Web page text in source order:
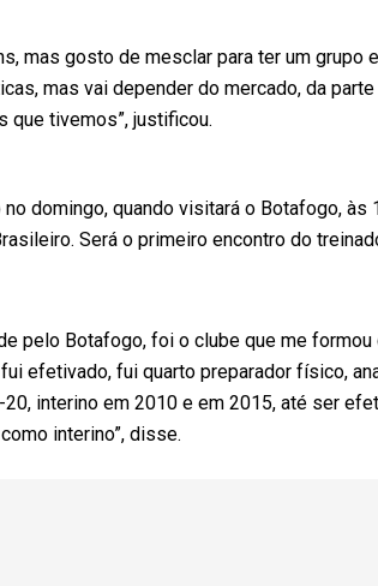
mas gosto de mesclar para ter um grupo
mas vai depender do mercado, da
que tivemos”, justificou.
no domingo, quando visitará o Botafogo, às
Será o primeiro encontro do
pelo Botafogo, foi o clube que me formou
efetivado, fui quarto preparador físico,
interino em 2010 e em 2015, até ser
interino”, disse.